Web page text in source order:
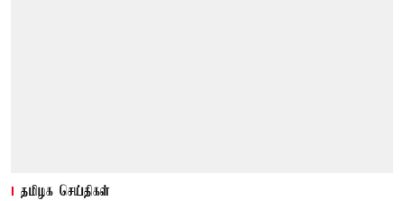
தமிழக செய்திகள்